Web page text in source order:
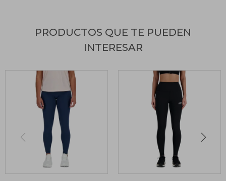
PRODUCTOS QUE TE PUEDEN
INTERESAR